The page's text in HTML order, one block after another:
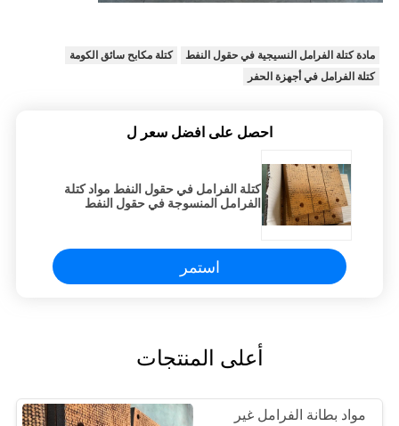
مادة كتلة الفرامل النسيجية في حقول النفط
كتلة مكابح سائق الكومة
كتلة الفرامل في أجهزة الحفر
احصل على افضل سعر ل
كتلة الفرامل في حقول النفط مواد كتلة
الفرامل المنسوجة في حقول النفط
استمر
أعلى المنتجات
مواد بطانة الفرامل غير